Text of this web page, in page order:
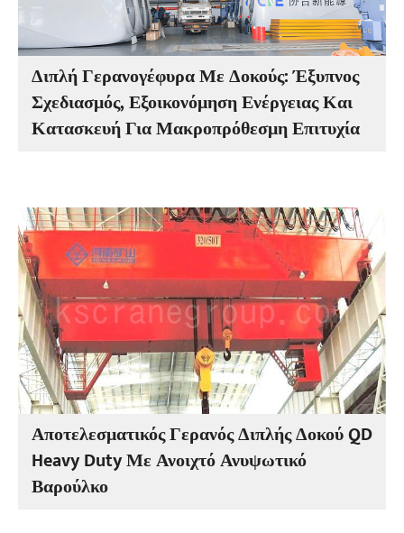
Διπλή Γερανογέφυρα Με Δοκούς: Έξυπνος
Σχεδιασμός, Εξοικονόμηση Ενέργειας Και
Κατασκευή Για Μακροπρόθεσμη Επιτυχία
Αποτελεσματικός Γερανός Διπλής Δοκού QD
Heavy Duty Με Ανοιχτό Ανυψωτικό
Βαρούλκο